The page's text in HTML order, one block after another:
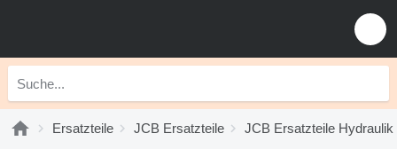
Ersatzteile JCB Ersatzteile JCB Ersatzteile Hydraulik